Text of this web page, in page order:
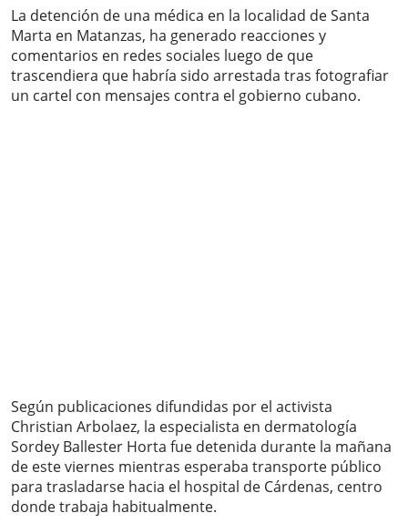
La detención de una médica en la localidad de Santa
Marta en Matanzas, ha generado reacciones y
comentarios en redes sociales luego de que
trascendiera que habría sido arrestada tras fotografiar
un cartel con mensajes contra el gobierno cubano.
Según publicaciones difundidas por el activista
Christian Arbolaez, la especialista en dermatología
Sordey Ballester Horta fue detenida durante la mañana
de este viernes mientras esperaba transporte público
para trasladarse hacia el hospital de Cárdenas, centro
donde trabaja habitualmente.